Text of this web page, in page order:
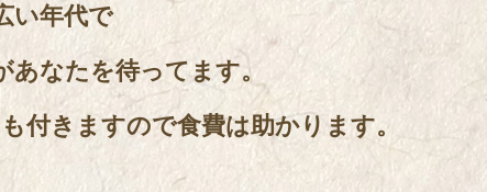
い年代で
あなたを待ってます。
付きますので食費は助かります。